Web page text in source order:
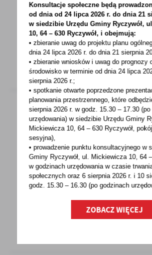
RYCZYWÓŁ GOK proponuje i
WRZEŚNIA 2023 PONIEDZIAŁEK
- godz. 17.00WTOREK spotkania...
29 - 08 - 2023
15 rocznica otwarcia Punktu
Joannici w Ryczywole
Dnia 26 sierpnia 2023 roku z
działania Punktu Socjalnego
w Ryczywole, w naszej...
Konsultacje społeczne będą
od dnia od 24 lipca 2026 r. do dnia 21
w siedzibie Urzędu Gminy Ryczywół,
10, 64 – 630 Ryczywół, i obejmują:
• zbieranie uwag do projektu planu
dnia 24 lipca 2026 r. do dnia 21 sierpnia
• zbieranie wniosków i uwag do prognozy
środowisko w terminie od dnia 24 lipca
sierpnia 2026 r.;
• spotkanie otwarte poprzedzone
planowania przestrzennego, które
sierpnia 2026 r.w godz. 15.30 – 17.30
urzędowania) w siedzibie Urzędu Gminy
Mickiewicza 10, 64 – 630 Ryczywół,
sesyjna),
• prowadzenie punktu konsultacyjnego w
Gminy Ryczywół, ul. Mickiewicza 10, 64
w godzinachurzędowania w czasie
społecznych oraz 6 sierpnia 2026 r. i 10
godz. 15.30 – 16.30 (po godzinach
ZOBACZ WIĘCEJ